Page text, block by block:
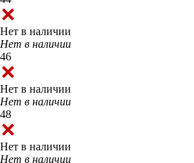
Нет в наличии
Нет в наличии
46
Нет в наличии
Нет в наличии
48
Нет в наличии
Нет в наличии